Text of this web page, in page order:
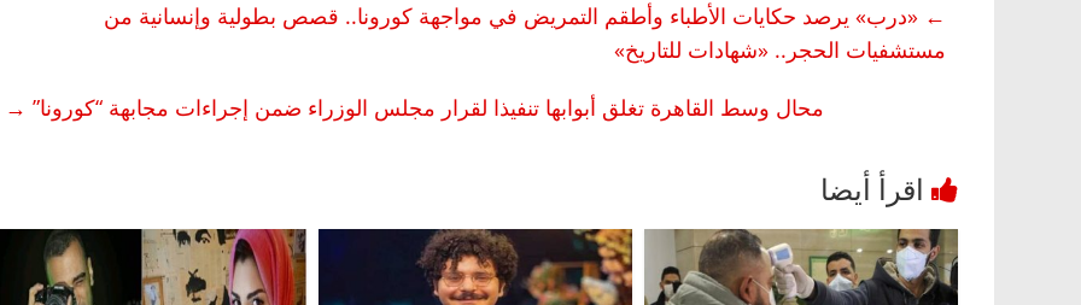
← «درب» يرصد حكايات الأطباء وأطقم التمريض في مواجهة كورونا.. قصص بطولية وإنسانية من
مستشفيات الحجر.. «شهادات للتاريخ»
محال وسط القاهرة تغلق أبوابها تنفيذا لقرار مجلس الوزراء ضمن إجراءات مجابهة “كورونا” →